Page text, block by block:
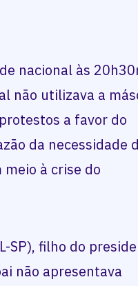
nacional às
não utilizava a
a favor do
da necessidade
à crise do
SP), filho do
não apresentava